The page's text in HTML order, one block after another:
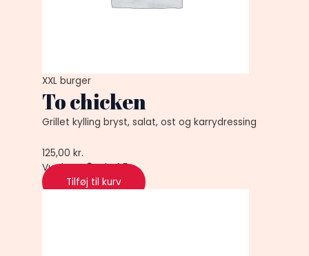
XXL burger
To chicken
Grillet kylling bryst, salat, ost og karrydressing
125,00kr.
Vurderet0ud af 5
Tilføj til kurv